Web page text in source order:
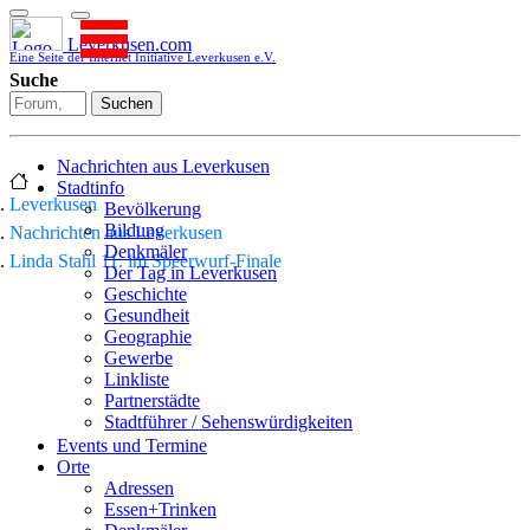
Leverkusen.com
Eine Seite der Internet Initiative Leverkusen e.V.
Suche
Suchen
Nachrichten aus Leverkusen
Stadtinfo
Bevölkerung
Bildung
Denkmäler
Der Tag in Leverkusen
Geschichte
Gesundheit
Geographie
Gewerbe
Linkliste
Partnerstädte
Stadtführer / Sehenswürdigkeiten
Stadtplan
Sport
Who is who
Events und Termine
Orte
Adressen
Essen+Trinken
Leverkusen
Nachrichten aus Leverkusen
Linda Stahl 11. im Speerwurf-Finale